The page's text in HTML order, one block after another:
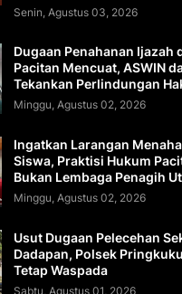
Senin, Agustus 03, 2026
Dugaan Penahanan Ijazah
Pacitan Mencuat, ASWIN
Tekankan Perlindungan
Minggu, Agustus 02, 2026
Ingatkan Larangan
Siswa, Praktisi Hukum
Bukan Lembaga Penagih
Minggu, Agustus 02, 2026
Usut Dugaan Pelecehan
Dadapan, Polsek
Tetap Waspada
Sabtu, Agustus 01, 2026